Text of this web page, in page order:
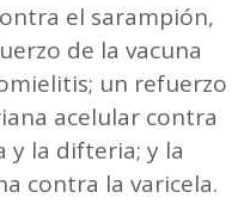
el sarampión,
de la vacuna
un refuerzo
acelular contra
y la difteria; y la
contra la varicela.